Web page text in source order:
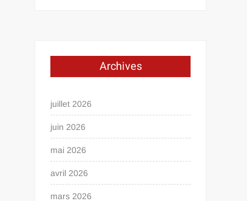
Archives
juillet 2026
juin 2026
mai 2026
avril 2026
mars 2026